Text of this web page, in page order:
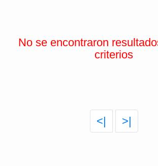
No se encontraron
criterios
<| >|